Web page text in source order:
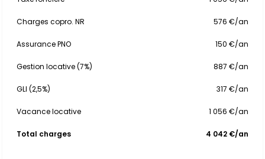
Charges copro. NR 576 €/an
Assurance PNO 150 €/an
Gestion locative (7%) 887 €/an
GLI (2,5%) 317 €/an
Vacance locative 1 056 €/an
Total charges 4 042 €/an